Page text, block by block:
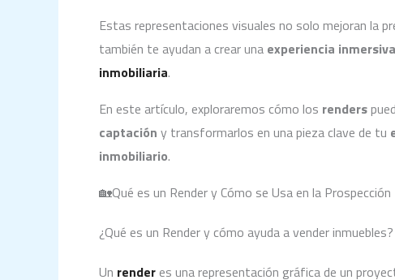
Estas representaciones visuales no solo mejoran la
también te ayudan a crear una experiencia inmersiva
inmobiliaria.
En este artículo, exploraremos cómo los renders
captación y transformarlos en una pieza clave de tu
inmobiliario.
🏡Qué es un Render y Cómo se Usa en la
¿Qué es un Render y cómo ayuda a vender inmuebles?
Un render es una representación gráfica de un